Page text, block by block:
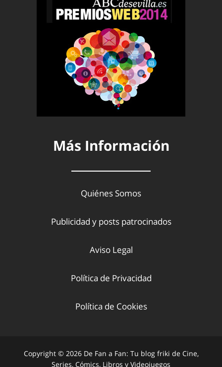
Más Información
Quiénes Somos
Publicidad y posts patrocinados
Aviso Legal
Política de Privacidad
Política de Cookies
Copyright © 2026 De Fan a Fan: Tu blog friki de Cine,
Series, Cómics, Libros y Videojuegos